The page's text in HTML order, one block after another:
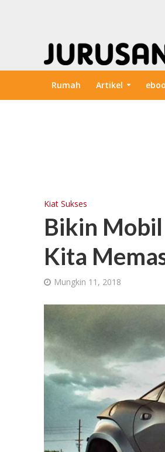
Rumah Artikel
Kiat Sukses
Bikin Mobil
Kita
Mungkin 11, 2018